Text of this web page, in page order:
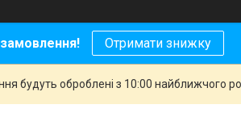
Отримати знижку
будуть оброблені з 10:00 найближчого